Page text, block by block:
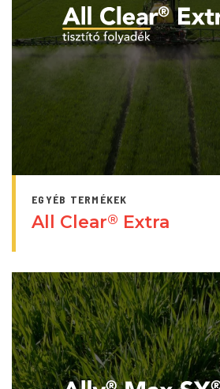
EGYÉB TERMÉKEK
All Clear® Extra